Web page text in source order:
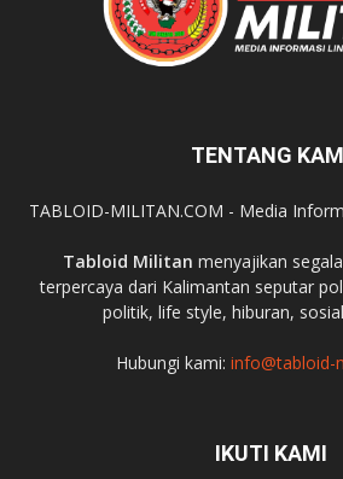
TENTANG
TABLOID-MILITAN.COM - Media
Tabloid Militan menyajikan
terpercaya dari Kalimantan seputar
politik, life style, hiburan,
Hubungi kami: info@tabloid-
IKUTI KAMI